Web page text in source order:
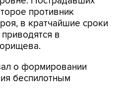
противник
в кратчайшие сроки
в
о формировании
беспилотным